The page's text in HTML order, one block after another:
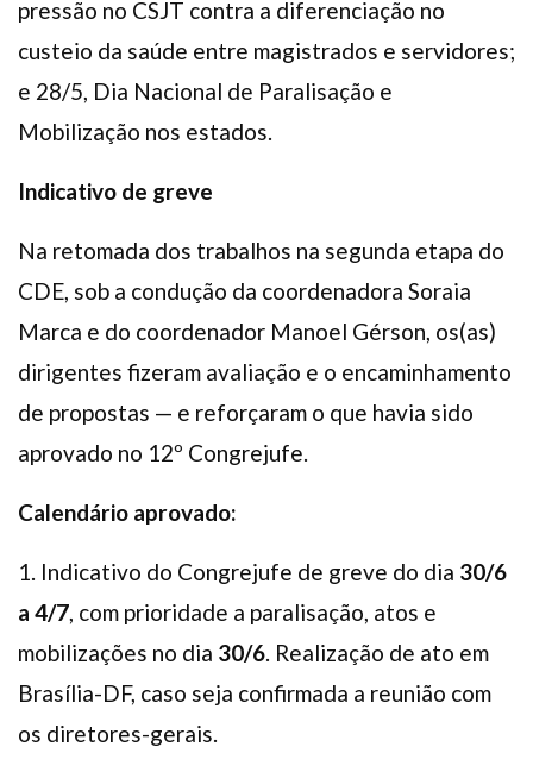
pressão no CSJT contra a diferenciação no
custeio da saúde entre magistrados e servidores;
e 28/5, Dia Nacional de Paralisação e
Mobilização nos estados.
Indicativo de greve
Na retomada dos trabalhos na segunda etapa do
CDE, sob a condução da coordenadora Soraia
Marca e do coordenador Manoel Gérson, os(as)
dirigentes fizeram avaliação e o encaminhamento
de propostas — e reforçaram o que havia sido
aprovado no 12º Congrejufe.
Calendário aprovado:
1. Indicativo do Congrejufe de greve do dia 30/6
a 4/7 , com prioridade a paralisação, atos e
mobilizações no dia 30/6 . Realização de ato em
Brasília-DF, caso seja confirmada a reunião com
os diretores-gerais.